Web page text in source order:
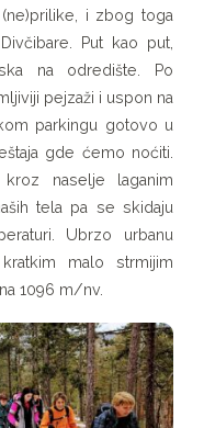
i zbog toga
Put kao put,
na odredište. Po
pejzaži i uspon na
parkingu gotovo u
gde ćemo noćiti.
naselje laganim
tela pa se skidaju
Ubrzo urbanu
malo strmijim
1096 m/nv.